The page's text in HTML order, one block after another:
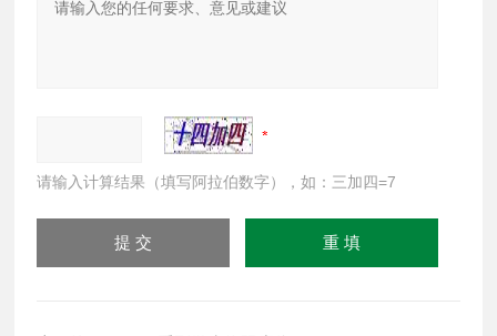
请输入计算结果（填写阿拉伯数字），如：三加四=7